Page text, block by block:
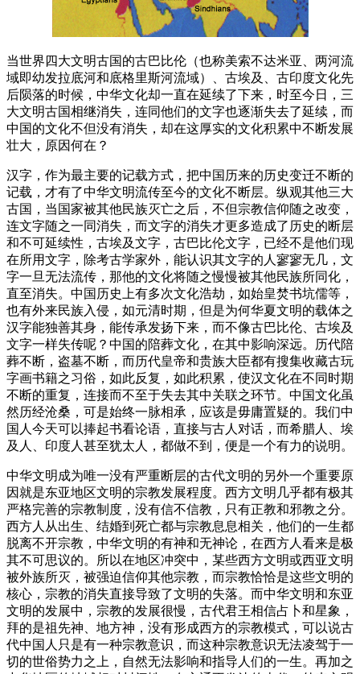
当世界四大文明古国的古巴比伦（也称美索不达米亚、两河流
域即幼发拉底河和底格里斯河流域）、古埃及、古印度文化先
后陨落的时候，中华文化却一直在延续了下来，时至今日，三
大文明古国相继消失，连同他们的文字也逐渐失去了延续，而
中国的文化不但没有消失，却在这厚实的文化积累中不断发展
壮大，原因何在？
汉字，作为最主要的记载方式，把中国历来的历史变迁不断的
记载，才有了中华文明流传至今的文化不断层。纵观其他三大
古国，当国家被其他民族灭亡之后，不但宗教信仰随之改变，
连文字随之一同消失，而文字的消失才更多造成了历史的断层
和不可延续性，古埃及文字，古巴比伦文字，已经不是他们现
在所用文字，除考古学家外，能认识其文字的人寥寥无几，文
字一旦无法流传，那他的文化将随之慢慢被其他民族所同化，
直至消失。中国历史上有多次文化浩劫，如始皇焚书坑儒等，
也有外来民族入侵，如元清时期，但是为何华夏文明的载体之
汉字能独善其身，能传承发扬下来，而不像古巴比伦、古埃及
文字一样失传呢？中国的陪葬文化，在其中影响深远。历代陪
葬不断，盗墓不断，而历代皇帝和贵族大臣都有搜集收藏古玩
字画书籍之习俗，如此反复，如此积累，使汉文化在不同时期
不断的重复，连接而不至于失去其中关联之环节。中国文化虽
然历经沧桑，可是始终一脉相承，应该是毋庸置疑的。我们中
国人今天可以捧起书看论语，直接与古人对话，而希腊人、埃
及人、印度人甚至犹太人，都做不到，便是一个有力的说明。
中华文明成为唯一没有严重断层的古代文明的另外一个重要原
因就是东亚地区文明的宗教发展程度。西方文明几乎都有极其
严格完善的宗教制度，没有信不信教，只有正教和邪教之分。
西方人从出生、结婚到死亡都与宗教息息相关，他们的一生都
脱离不开宗教，中华文明的有神和无神论，在西方人看来是极
其不可思议的。所以在地区冲突中，某些西方文明或西亚文明
被外族所灭，被强迫信仰其他宗教，而宗教恰恰是这些文明的
核心，宗教的消失直接导致了文明的失落。而中华文明和东亚
文明的发展中，宗教的发展很慢，古代君王相信占卜和星象，
拜的是祖先神、地方神，没有形成西方的宗教模式，可以说古
代中国人只是有一种宗教意识，而这种宗教意识无法凌驾于一
切的世俗势力之上，自然无法影响和指导人们的一生。再加之